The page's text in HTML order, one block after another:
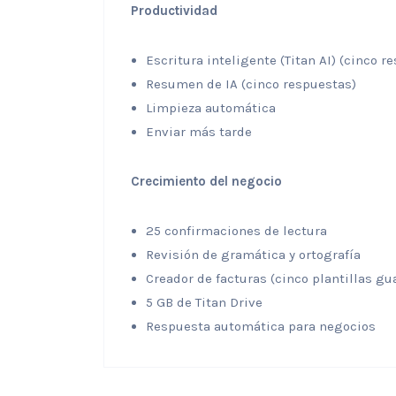
Productividad
Escritura inteligente (Titan AI) (cinco
Resumen de IA (cinco respuestas)
Limpieza automática
Enviar más tarde
Crecimiento del negocio
25 confirmaciones de lectura
Revisión de gramática y ortografía
Creador de facturas (cinco plantillas
5 GB de Titan Drive
Respuesta automática para negocios